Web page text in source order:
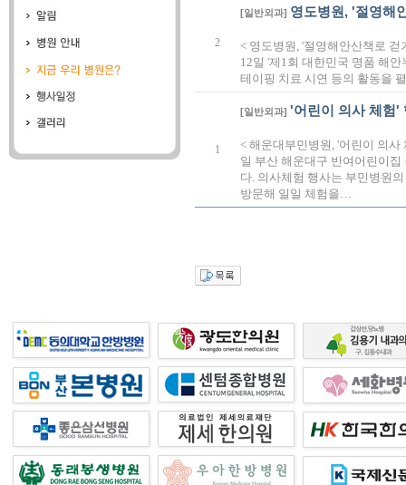
2
[일반외과] 영도병원, '절영해
< 영도병원, '절영해안산책로
12일 '제1회 대한민국 명품 해
테이핑 치료 시연 등의 활동을
1
[일반외과] '어린이 의사 체험
< 해운대부민병원, '어린이 의
일 부산 해운대구 반여어린이
다. 의사체험 행사는 부민병원
방문해 일일 체험을…